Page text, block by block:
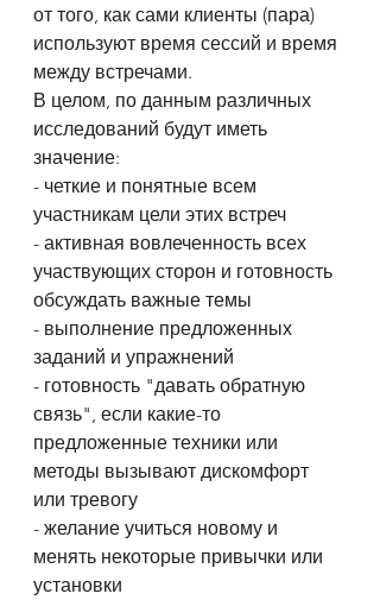
от того, как сами клиенты (пара)
используют время сессий и время
между встречами.
В целом, по данным различных
исследований будут иметь
значение:
- четкие и понятные всем
участникам цели этих встреч
- активная вовлеченность всех
участвующих сторон и готовность
обсуждать важные темы
- выполнение предложенных
заданий и упражнений
- готовность "давать обратную
связь", если какие-то
предложенные техники или
методы вызывают дискомфорт
или тревогу
- желание учиться новому и
менять некоторые привычки или
установки